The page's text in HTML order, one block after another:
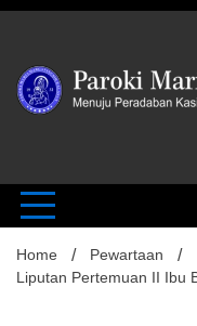
Skip
Home
Pewartaan
Liputan Pertemuan II Ibu